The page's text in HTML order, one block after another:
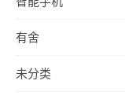
有舍
未分类